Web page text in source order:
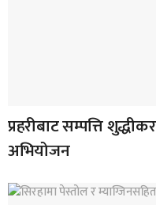
प्रहरीबाट सम्पत्ति
अभियोजन